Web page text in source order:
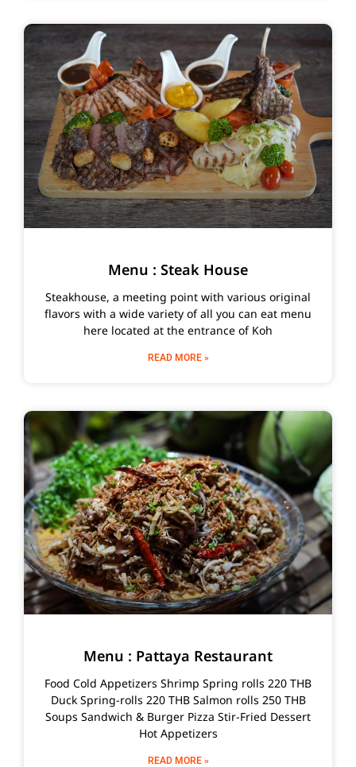
Menu : Steak House
Steakhouse, a meeting point with various original
flavors with a wide variety of all you can eat menu
here located at the entrance of Koh
READ MORE »
Menu : Pattaya Restaurant
Food Cold Appetizers Shrimp Spring rolls 220 THB
Duck Spring-rolls 220 THB Salmon rolls 250 THB
Soups Sandwich & Burger Pizza Stir-Fried Dessert
Hot Appetizers
READ MORE »